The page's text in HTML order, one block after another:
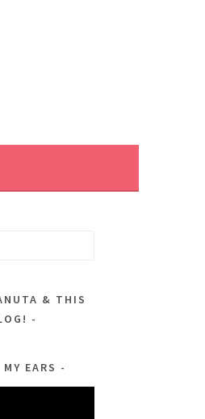
& THIS
EARS